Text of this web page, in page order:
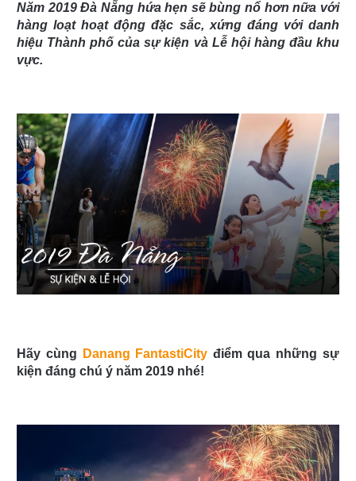
Năm 2019 Đà Nẵng hứa hẹn sẽ bùng nổ hơn nữa với
hàng loạt hoạt động đặc sắc, xứng đáng với danh
hiệu Thành phố của sự kiện và Lễ hội hàng đầu khu
vực.
Hãy cùng Danang FantastiCity điểm qua những sự
kiện đáng chú ý năm 2019 nhé!